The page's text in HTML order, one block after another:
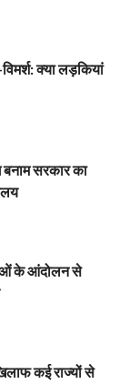
क्या लड़कियां
बनाम सरकार का
के आंदोलन से
कई राज्यों से